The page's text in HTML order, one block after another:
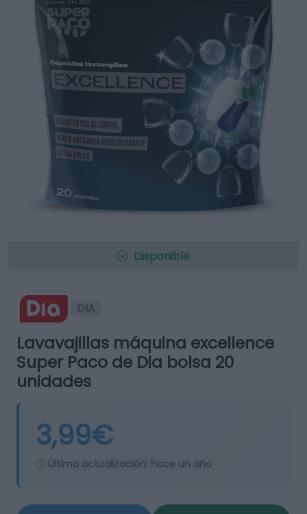
Disponible
DIA
Lavavajillas máquina excellence
Super Paco de Dia bolsa 20
unidades
3,99€
Última actualización: hace un año